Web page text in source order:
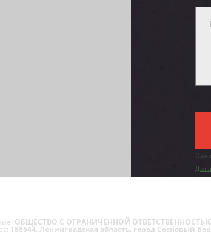
Для
ОБЩЕСТВО С ОГРАНИЧЕННОЙ
188544, Ленинградская область, город Сосновый